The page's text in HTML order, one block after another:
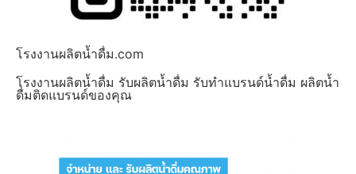
โรงงานผลิตน้ำดื่ม.com
โรงงานผลิตน้ำดื่ม รับผลิตน้ำดื่ม รับทำแบรนด์น้ำดื่ม ผลิตน้ำ
ดื่มติดแบรนด์ของคุณ